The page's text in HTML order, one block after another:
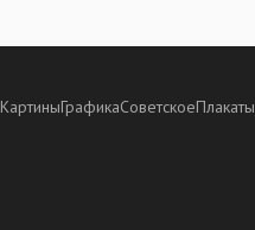
КартиныГрафикаСоветскоеПлакаты